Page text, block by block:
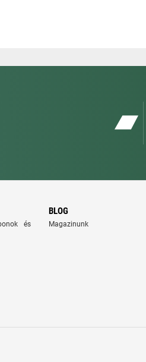
és
BLOG
Magazinunk